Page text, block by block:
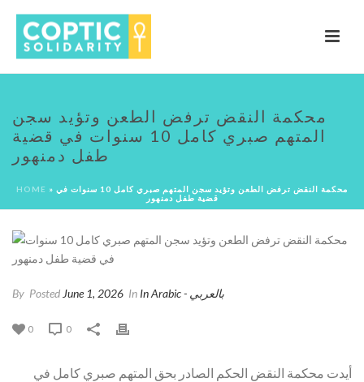
محكمة النقض ترفض الطعن وتؤيد سجن
المتهم صبري كامل 10 سنوات في قضية
طفل دمنهور
HOME » محكمة النقض ترفض الطعن وتؤيد سجن المتهم صبري كامل 10 سنوات في
قضية طفل دمنهور
By Posted June 1, 2026 In In Arabic - بالعربي
0 0
أيدت محكمة النقض الحكم الصادر بحق المتهم صبري كامل في